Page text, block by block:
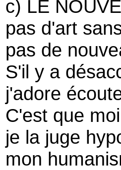
c) LE
pas d'art
pas de
S'il y a
j'adore
C'est que
je la juge
mon